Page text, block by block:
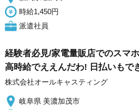
時給1,450円
派遣社員
経験者必見/家電量販店でのスマ
高時給でええんだわ! 日払いもで
株式会社オールキャスティング
岐阜県 美濃加茂市